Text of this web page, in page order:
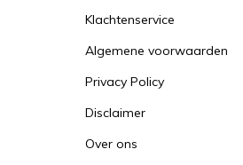
Klachtenservice
Algemene voorwaarden
Privacy Policy
Disclaimer
Over ons